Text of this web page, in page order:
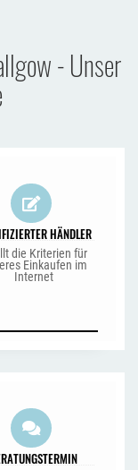
- Unser
HÄNDLER
die Kriterien für
Einkaufen im
Internet